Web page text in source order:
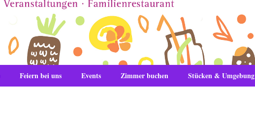
Feiern bei uns Events Zimmer buchen Stücken & Umgebung